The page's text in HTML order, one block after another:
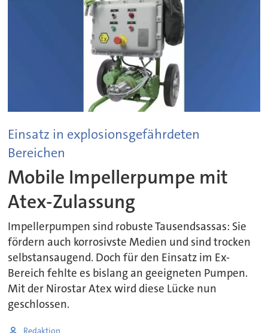
Einsatz in explosionsgefährdeten
Bereichen
Mobile Impellerpumpe mit
Atex-Zulassung
Impellerpumpen sind robuste Tausendsassas: Sie
fördern auch korrosivste Medien und sind trocken
selbstansaugend. Doch für den Einsatz im Ex-
Bereich fehlte es bislang an geeigneten Pumpen.
Mit der Nirostar Atex wird diese Lücke nun
geschlossen.
Redaktion